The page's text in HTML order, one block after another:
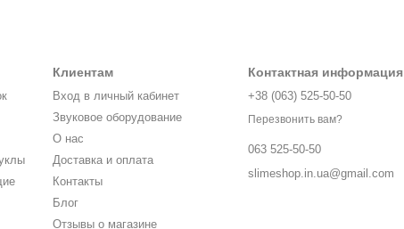
Клиентам
Вход в личный кабинет
Звуковое оборудование
О нас
Доставка и оплата
Контакты
Блог
Отзывы о магазине
Контактная информация
+38 (063) 525-50-50
Перезвонить вам?
063 525-50-50
slimeshop.in.ua@gmail.com